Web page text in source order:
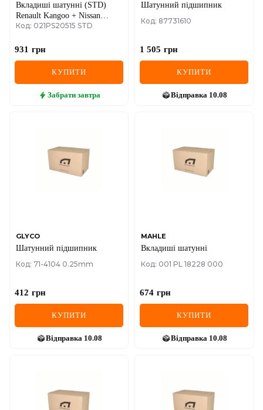
Вкладиші шатунні (STD)
Renault Kangoo + Nissan
Kubistar 01->08 1.5dCi
Код: 021PS20515 STD
931 грн
КУПИТИ
Забрати завтра
Шатунний підшипник
Код: 87731610
1 505 грн
КУПИТИ
Відправка 10.08
GLYCO
Шатунний підшипник
Код: 71-4104 0.25mm
412 грн
КУПИТИ
Відправка 10.08
MAHLE
Вкладиші шатунні
Код: 001 PL 18228 000
674 грн
КУПИТИ
Відправка 10.08